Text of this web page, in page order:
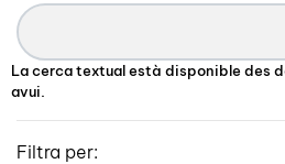
La cerca textual està disponible des
avui.
Filtra per: